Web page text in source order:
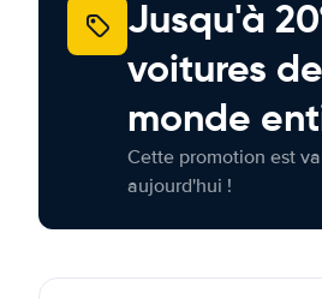
Jusqu'à
voitures
monde
Cette promotion est
aujourd'hui !